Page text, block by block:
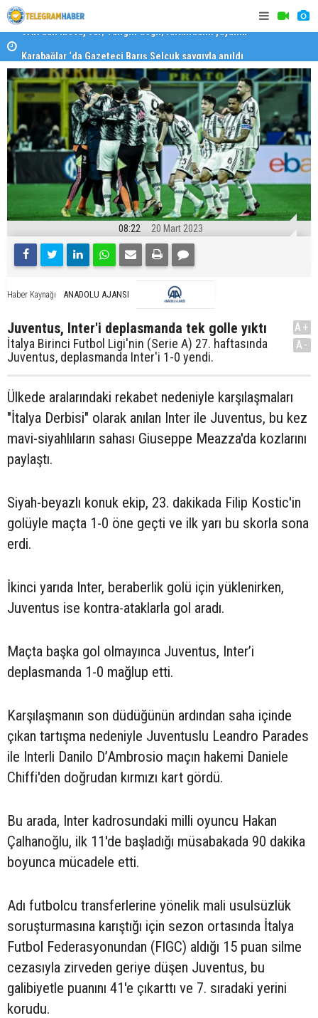
08:22 20 Mart 2023
Haber Kaynağı ANADOLU AJANSI
Juventus, Inter'i deplasmanda tek golle yıktı
İtalya Birinci Futbol Ligi'nin (Serie A) 27. haftasında
Juventus, deplasmanda Inter'i 1-0 yendi.
A+
A-
Ülkede aralarındaki rekabet nedeniyle karşılaşmaları
"İtalya Derbisi" olarak anılan Inter ile Juventus, bu kez
mavi-siyahlıların sahası Giuseppe Meazza'da kozlarını
paylaştı.
Siyah-beyazlı konuk ekip, 23. dakikada Filip Kostic'in
golüyle maçta 1-0 öne geçti ve ilk yarı bu skorla sona
erdi.
İkinci yarıda Inter, beraberlik golü için yüklenirken,
Juventus ise kontra-ataklarla gol aradı.
Maçta başka gol olmayınca Juventus, Inter’i
deplasmanda 1-0 mağlup etti.
Karşılaşmanın son düdüğünün ardından saha içinde
çıkan tartışma nedeniyle Juventuslu Leandro Parades
ile Interli Danilo D’Ambrosio maçın hakemi Daniele
Chiffi'den doğrudan kırmızı kart gördü.
Bu arada, Inter kadrosundaki milli oyuncu Hakan
Çalhanoğlu, ilk 11'de başladığı müsabakada 90 dakika
boyunca mücadele etti.
Adı futbolcu transferlerine yönelik mali usulsüzlük
soruşturmasına karıştığı için sezon ortasında İtalya
Futbol Federasyonundan (FIGC) aldığı 15 puan silme
cezasıyla zirveden geriye düşen Juventus, bu
galibiyetle puanını 41'e çıkarttı ve 7. sıradaki yerini
korudu.